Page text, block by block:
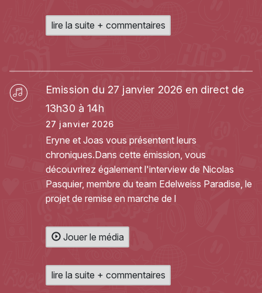
lire la suite + commentaires
Emission du 27 janvier 2026 en direct de
13h30 à 14h
27 janvier 2026
Eryne et Joas vous présentent leurs
chroniques.Dans cette émission, vous
découvrirez également l'interview de Nicolas
Pasquier, membre du team Edelweiss Paradise, le
projet de remise en marche de l
Jouer le média
lire la suite + commentaires